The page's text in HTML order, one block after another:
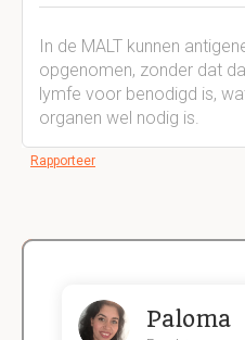
In de MALT kunnen
opgenomen, zonder dat
lymfe voor benodigd is,
organen wel nodig is.
Rapporteer
Paloma